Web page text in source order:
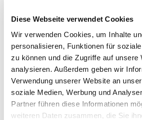
Diese Webseite verwendet Cookies
Wir verwenden Cookies, um Inhalte
personalisieren, Funktionen für
zu können und die Zugriffe auf unsere
analysieren. Außerdem geben wir
Verwendung unserer Website an
soziale Medien, Werbung und
Partner führen diese Informationen
weiteren Daten zusammen, die Sie
abwechslungsreiche Tänze, die
fördern.
Wenden Sie sich für die
Frau Sabine Ebert Tel.: 80776
ww.erlebnis-tanz.de